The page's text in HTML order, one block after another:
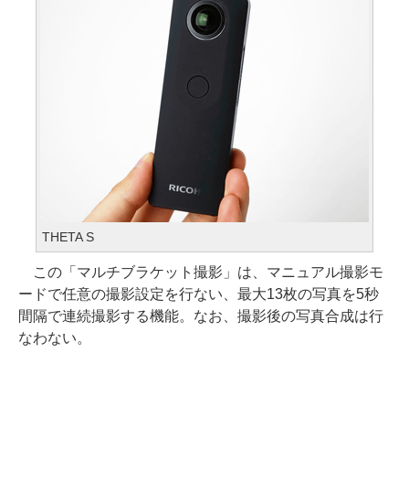
THETA S
この「マルチブラケット撮影」は、マニュアル撮影モ
ードで任意の撮影設定を行ない、最大13枚の写真を5秒
間隔で連続撮影する機能。なお、撮影後の写真合成は行
なわない。